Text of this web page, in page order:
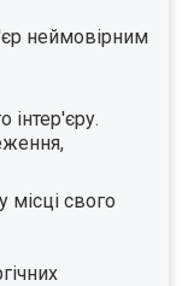
неймовірним
місці свого